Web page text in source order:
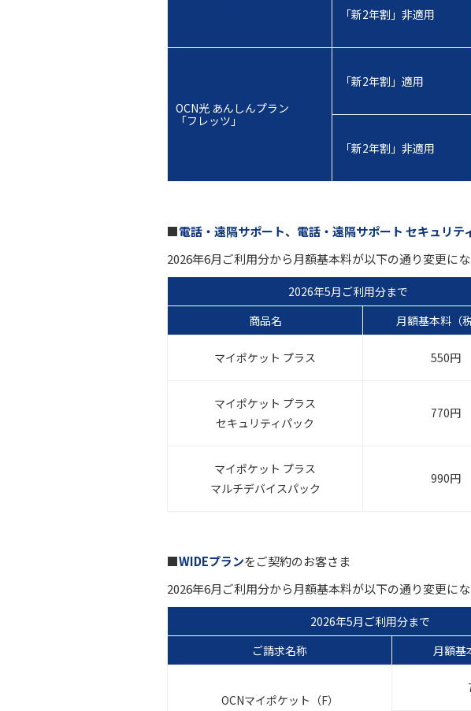
「新2年割」非適用
OCN光 あんしんプラン
「フレッツ」
「新2年割」適用
「新2年割」非適用
■電話・遠隔サポート、 電話・遠隔サポート セキュリテ
2026年6月ご利用分から月額基本料が以下の通り変更にな
2026年5月ご利用分まで
商品名
月額基本料（税
マイポケット プラス 550円
マイポケット プラス
セキュリティパック
770円
マイポケット プラス
マルチデバイスパック
990円
■WIDEプランをご契約のお客さま
2026年6月ご利用分から月額基本料が以下の通り変更にな
2026年5月ご利用分まで
ご請求名称
月額基
OCNマイポケット（F）